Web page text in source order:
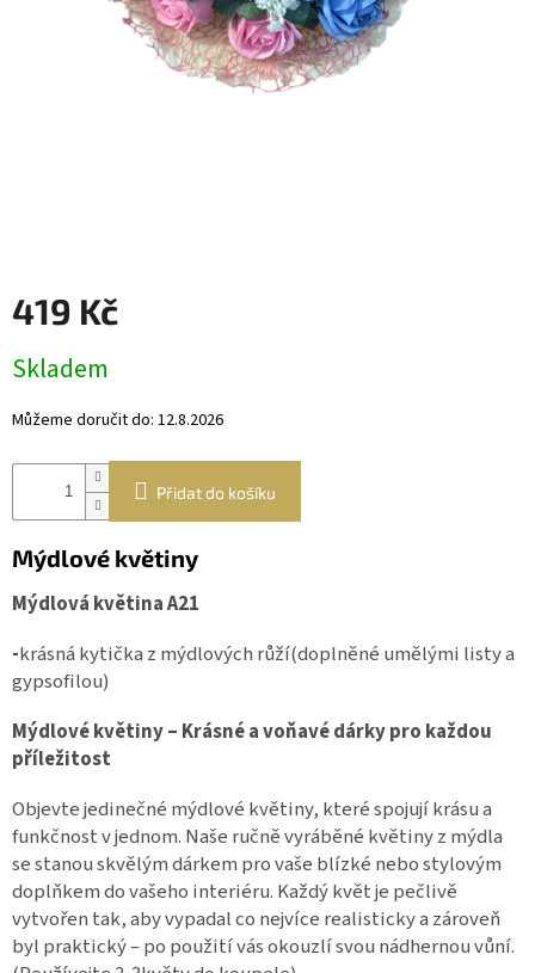
419 Kč
cena:
Skladem
Můžeme doručit do: 12.8.2026
Přidat do košíku
Mýdlové květiny
Mýdlová květina A21
-krásná kytička z mýdlových růží(doplněné umělými listy a
gypsofilou)
Mýdlové květiny – Krásné a voňavé dárky pro každou
příležitost
Objevte jedinečné mýdlové květiny, které spojují krásu a
funkčnost v jednom. Naše ručně vyráběné květiny z mýdla
se stanou skvělým dárkem pro vaše blízké nebo stylovým
doplňkem do vašeho interiéru. Každý květ je pečlivě
vytvořen tak, aby vypadal co nejvíce realisticky a zároveň
byl praktický – po použití vás okouzlí svou nádhernou vůní.